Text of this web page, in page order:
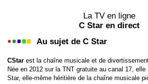
France 4
La TV en ligne
C Star en direct
Au sujet de C Star
CStar est la chaîne musicale et de
Née en 2012 sur la TNT gratuite au canal 17,
Star, elle-même héritière de la chaîne musicale